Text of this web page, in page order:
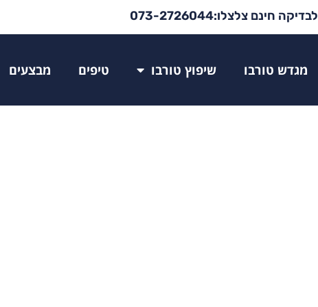
לבדיקה חינם צלצלו:073-2726044
מגדש טורבו שיפוץ טורבו טיפים מבצעים